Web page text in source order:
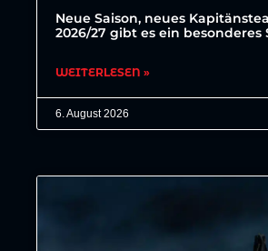
Neue Saison, neues
2026/27 gibt es ein
WEITERLESEN »
6. August 2026